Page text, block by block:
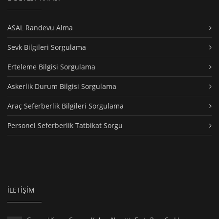
ASAL Randevu Alma
Sevk Bilgileri Sorgulama
Erteleme Bilgisi Sorgulama
Askerlik Durum Bilgisi Sorgulama
Araç Seferberlik Bilgileri Sorgulama
Personel Seferberlik Tatbikat Sorgu
İLETİŞİM